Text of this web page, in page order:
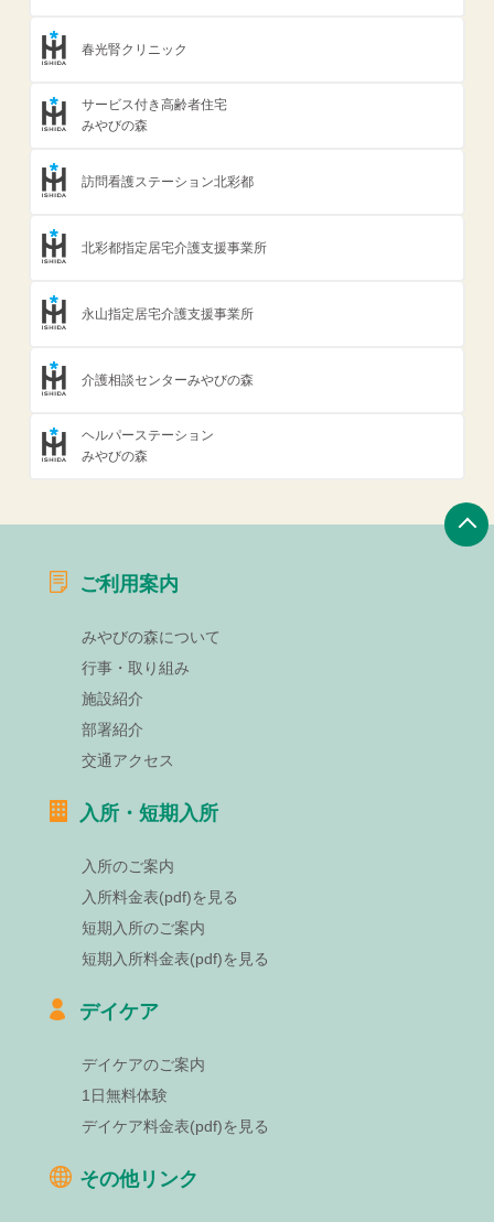
春光腎クリニック
サービス付き高齢者住宅
みやびの森
訪問看護ステーション北彩都
北彩都指定居宅介護支援事業所
永山指定居宅介護支援事業所
介護相談センターみやびの森
ヘルパーステーション
みやびの森
ご利用案内
みやびの森について
行事・取り組み
施設紹介
部署紹介
交通アクセス
入所・短期入所
入所のご案内
入所料金表(pdf)を見る
短期入所のご案内
短期入所料金表(pdf)を見る
デイケア
デイケアのご案内
1日無料体験
デイケア料金表(pdf)を見る
その他リンク